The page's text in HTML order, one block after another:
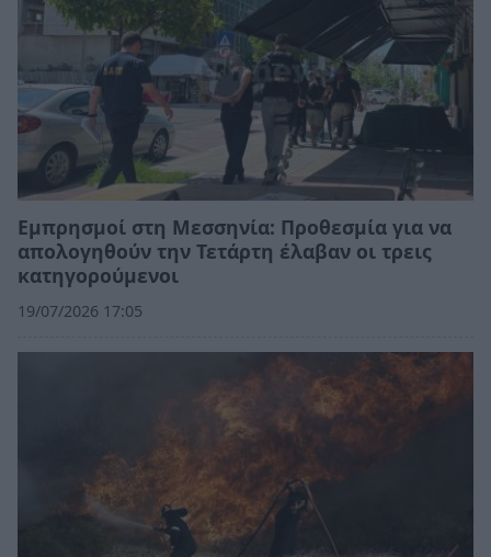
Εμπρησμοί στη Μεσσηνία: Προθεσμία για να
απολογηθούν την Τετάρτη έλαβαν οι τρεις
κατηγορούμενοι
19/07/2026 17:05